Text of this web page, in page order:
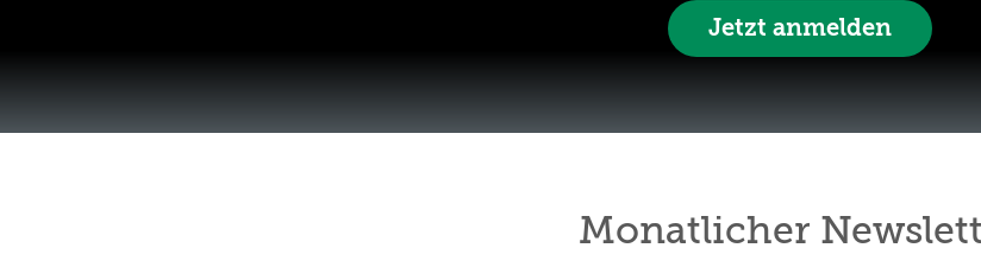
Jetzt anmelden
Monatlicher